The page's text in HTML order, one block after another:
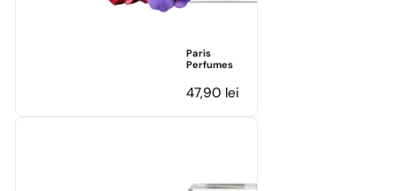
Paris
Perfumes
47,90 lei